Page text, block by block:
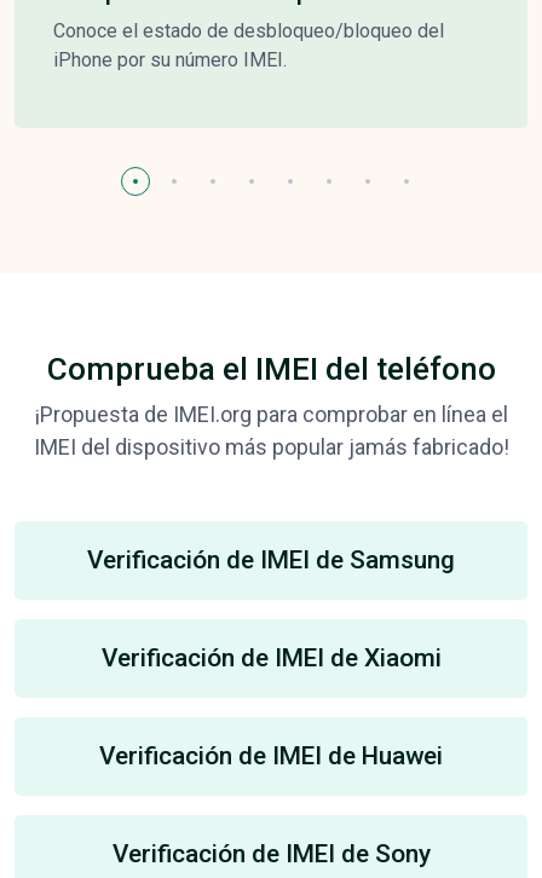
Conoce el estado de desbloqueo/bloqueo del
iPhone por su número IMEI.
Comprueba el IMEI del teléfono
¡Propuesta de IMEI.org para comprobar en línea el
IMEI del dispositivo más popular jamás fabricado!
Verificación de IMEI de Samsung
Verificación de IMEI de Xiaomi
Verificación de IMEI de Huawei
Verificación de IMEI de Sony